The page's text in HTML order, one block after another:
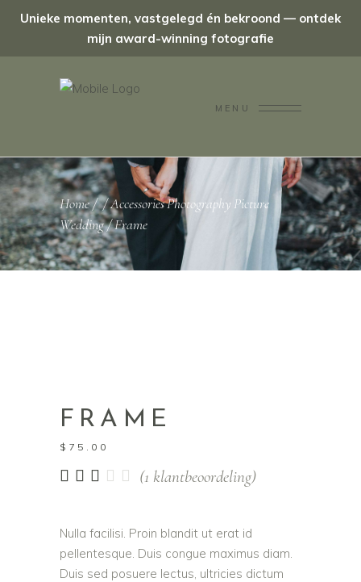
Unieke momenten, vastgelegd én bekroond — ontdek
mijn award-winning fotografie
MENU
Home//Accessories,Photography, Picture
,
Wedding/Frame
FRAME
$ 75.00
Gewaardeerd
gebaseerd
op
1
klantbeoordeling
(1 klantbeoordeling)
Nulla facilisi. Proin blandit ut erat id
pellentesque. Duis congue maximus diam.
Duis sed posuere lectus, ultricies dictum